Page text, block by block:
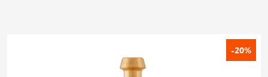
-20%